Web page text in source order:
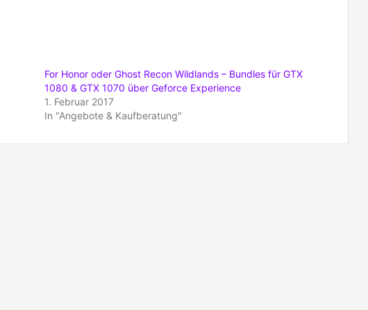
For Honor oder Ghost Recon Wildlands – Bundles für GTX
1080 & GTX 1070 über Geforce Experience
1. Februar 2017
In "Angebote & Kaufberatung"